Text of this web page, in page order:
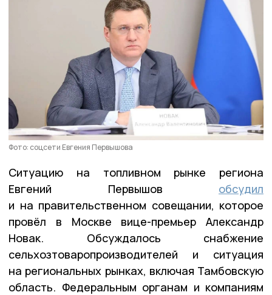
Фото: соцсети Евгения Первышова
Ситуацию на топливном рынке региона
Евгений Первышов обсудил
и на правительственном совещании, которое
провёл в Москве вице-премьер Александр
Новак. Обсуждалось снабжение
сельхозтоваропроизводителей и ситуация
на региональных рынках, включая Тамбовскую
область. Федеральным органам и компаниям